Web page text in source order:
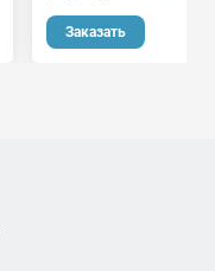
Заказать